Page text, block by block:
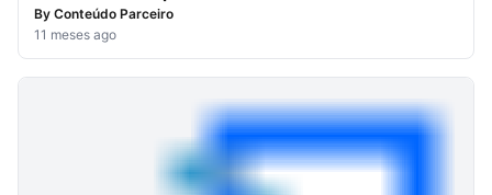
By Conteúdo Parceiro
11 meses ago